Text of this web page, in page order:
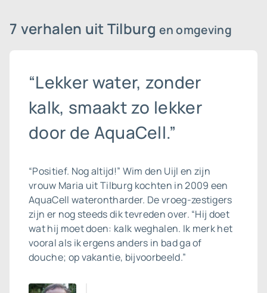
7 verhalen uit Tilburgen omgeving
“Lekker water, zonder
kalk, smaakt zo lekker
door de AquaCell.”
“Positief. Nog altijd!” Wim den Uijl en zijn
vrouw Maria uit Tilburg kochten in 2009 een
AquaCell waterontharder. De vroeg-zestigers
zijn er nog steeds dik tevreden over. “Hij doet
wat hij moet doen: kalk weghalen. Ik merk het
vooral als ik ergens anders in bad ga of
douche; op vakantie, bijvoorbeeld.”